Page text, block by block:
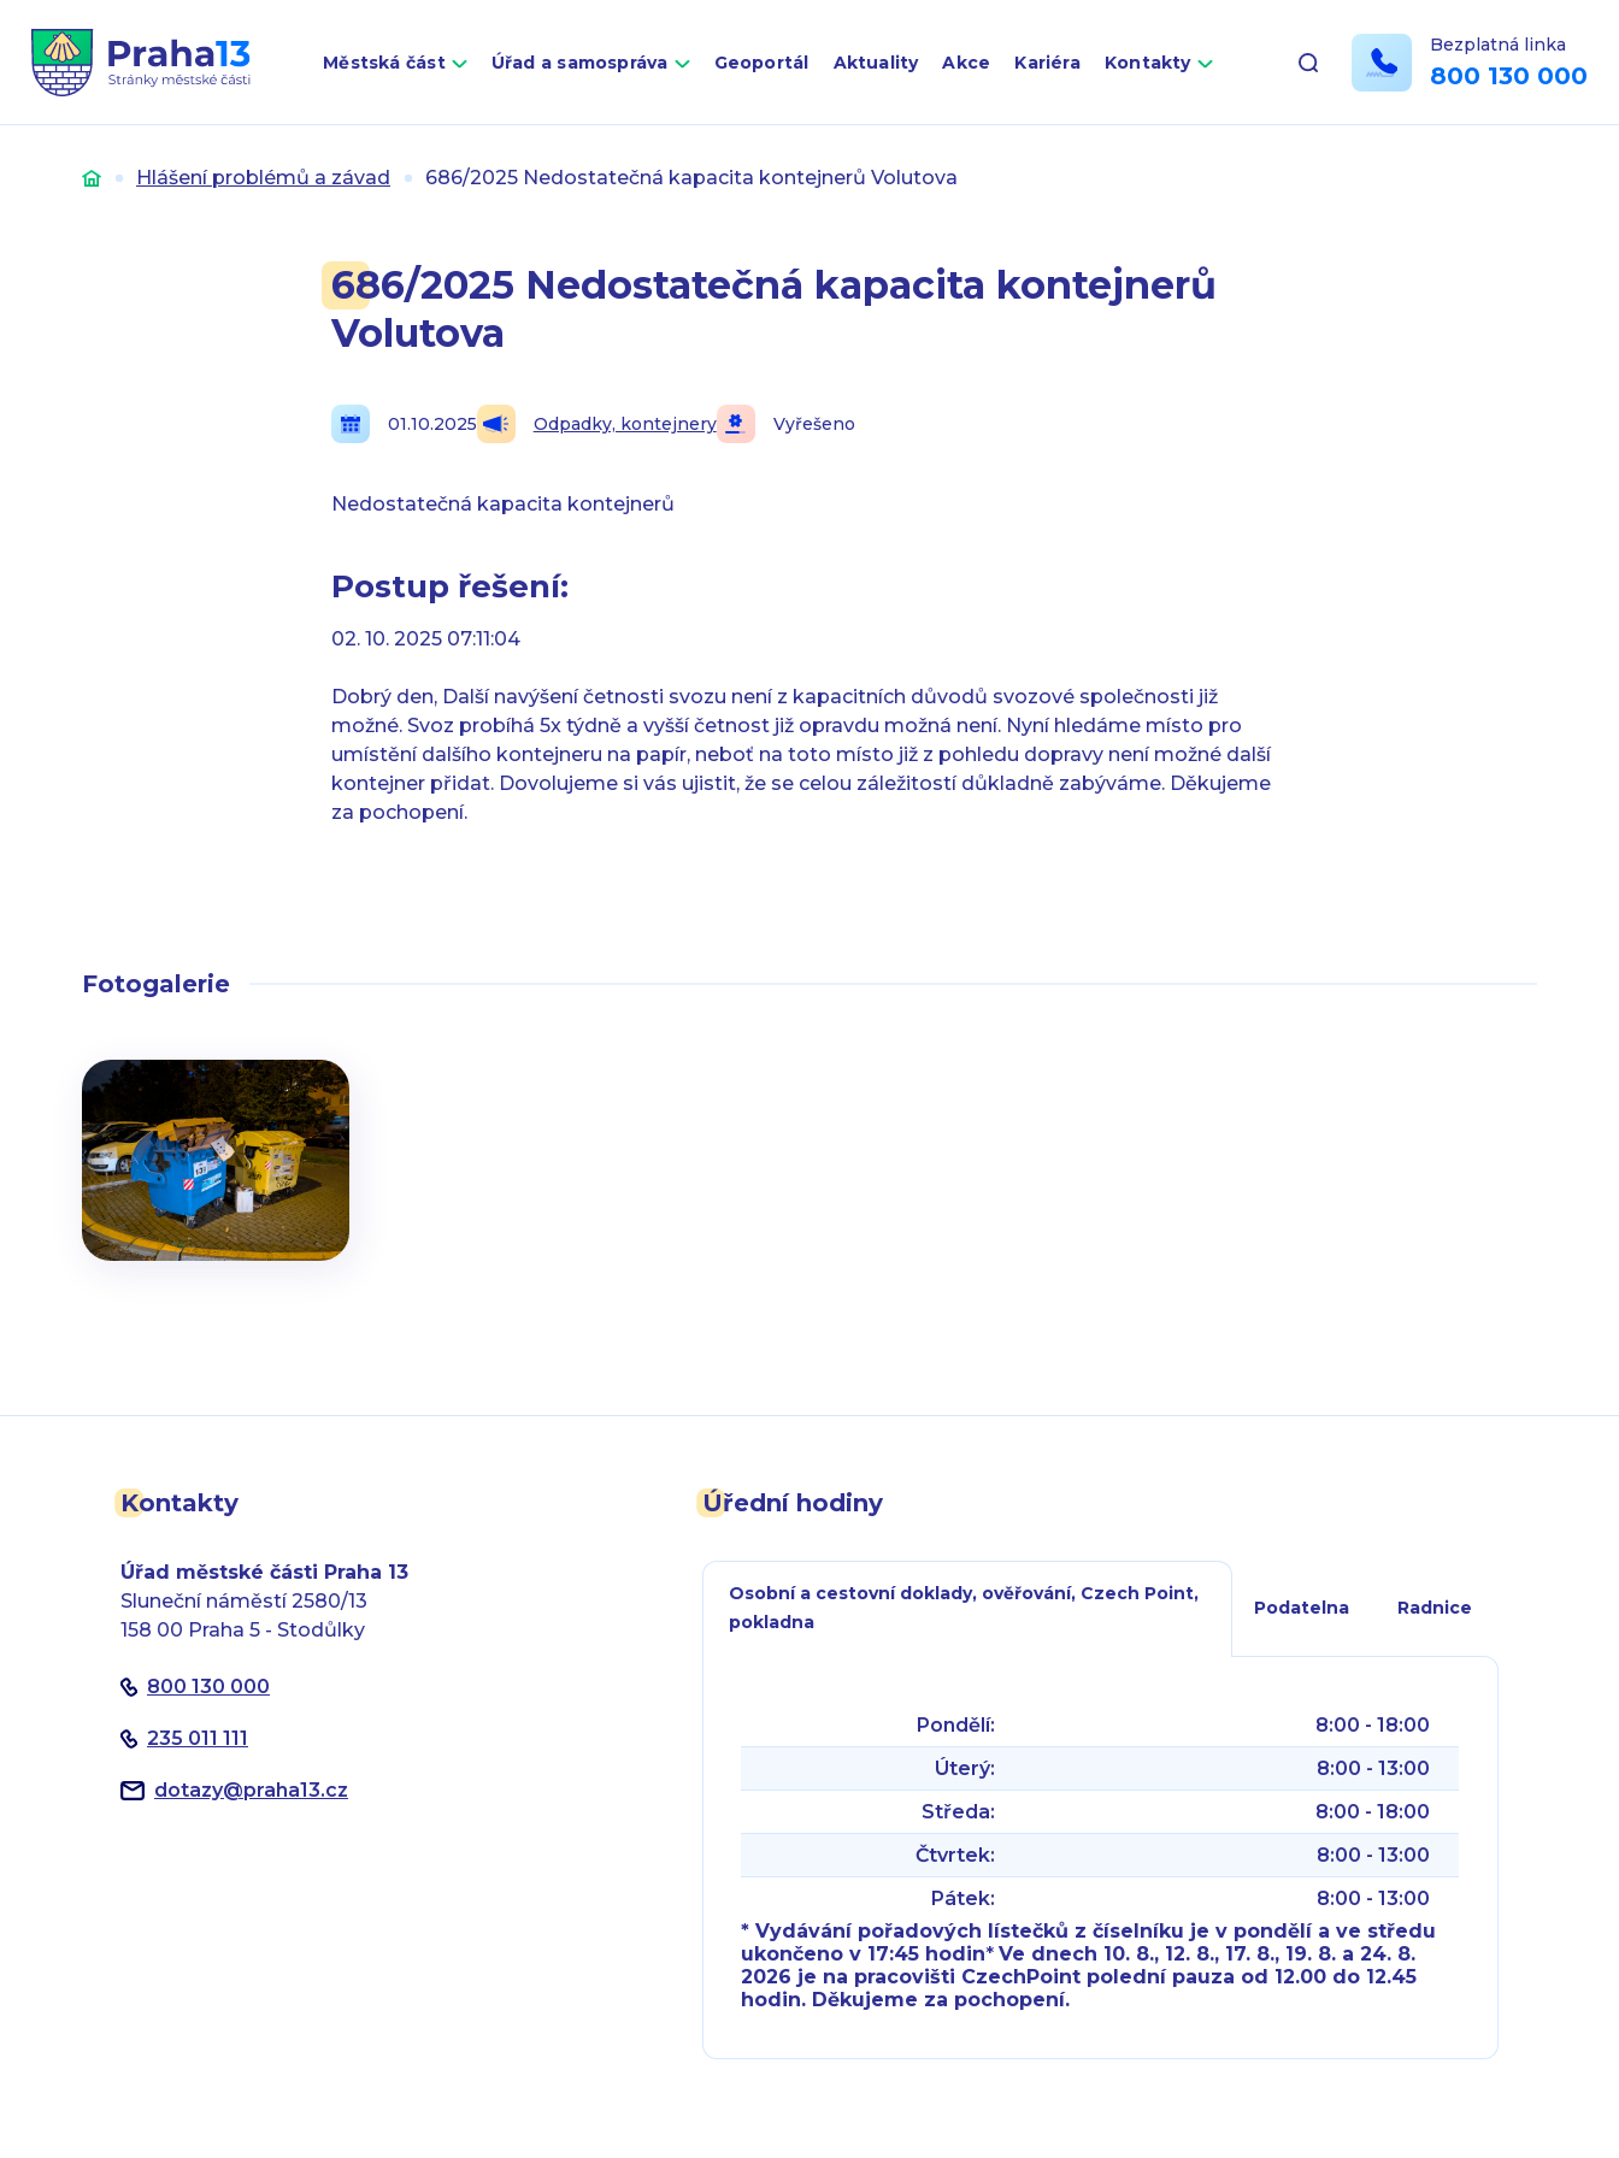
Městská část Úřad a samospráva Geoportál Aktuality Akce Kariéra Kontakty
Bezplatná linka
800 130 000
Úvod Hlášení problémů a závad 686/2025 Nedostatečná kapacita kontejnerů Volutova
686/2025 Nedostatečná kapacita kontejnerů
Volutova
01.10.2025 Odpadky, kontejnery Vyřešeno
Nedostatečná kapacita kontejnerů
Postup řešení:
02. 10. 2025 07:11:04
Dobrý den, Další navýšení četnosti svozu není z kapacitních důvodů svozové společnosti již
možné. Svoz probíhá 5x týdně a vyšší četnost již opravdu možná není. Nyní hledáme místo pro
umístění dalšího kontejneru na papír, neboť na toto místo již z pohledu dopravy není možné další
kontejner přidat. Dovolujeme si vás ujistit, že se celou záležitostí důkladně zabýváme. Děkujeme
za pochopení.
Fotogalerie
Kontakty
Úřad městské části Praha 13
Sluneční náměstí 2580/13
158 00 Praha 5 - Stodůlky
800 130 000
235 011 111
dotazy@praha13.cz
Úřední hodiny
Osobní a cestovní doklady, ověřování, Czech Point,
pokladna
Podatelna Radnice
Pondělí:
8:00 - 18:00
Úterý:
8:00 - 13:00
Středa:
8:00 - 18:00
Čtvrtek:
8:00 - 13:00
Pátek:
8:00 - 13:00
* Vydávání pořadových lístečků z číselníku je v pondělí a ve středu
ukončeno v 17:45 hodin*Ve dnech 10. 8., 12. 8., 17. 8., 19. 8. a 24. 8.
2026 je na pracovišti CzechPoint polední pauza od 12.00 do 12.45
hodin. Děkujeme za pochopení.